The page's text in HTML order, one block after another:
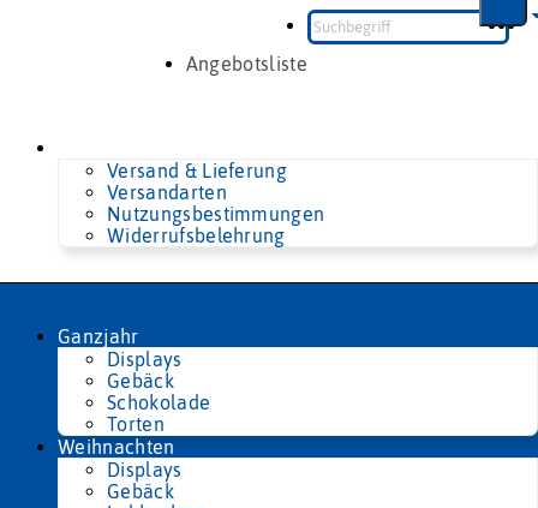
Angebotsliste
Versand & Lieferung
Versandarten
Nutzungsbestimmungen
Widerrufsbelehrung
Ganzjahr
Displays
Gebäck
Schokolade
Torten
Weihnachten
Displays
Gebäck